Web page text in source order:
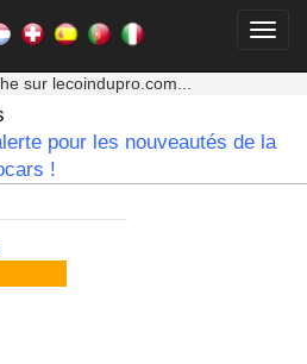
sur lecoindupro.com...
pour les nouveautés de la
!